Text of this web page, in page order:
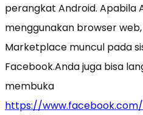
perangkat Android. Apabila
menggunakan browser
Marketplace muncul pada
Facebook.Anda juga bisa
membuka
https://